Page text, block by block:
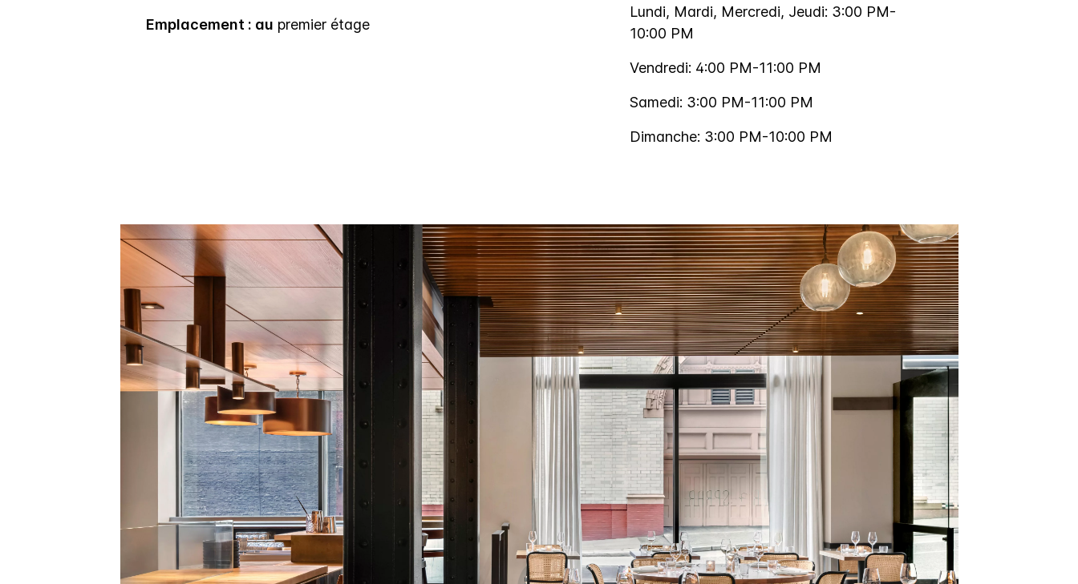
Emplacement : au premier étage
Lundi, Mardi, Mercredi, Jeudi: 3:00 PM-
10:00 PM
Vendredi: 4:00 PM-11:00 PM
Samedi: 3:00 PM-11:00 PM
Dimanche: 3:00 PM-10:00 PM